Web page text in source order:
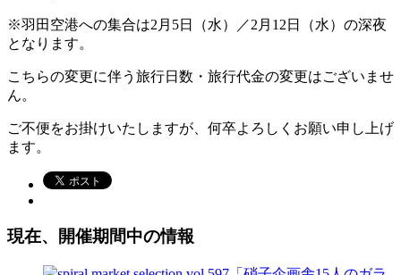
※羽田空港への集合は2月5日（水）／2月12日（水）の深夜
となります。
こちらの変更に伴う旅行日数・旅行代金の変更はございませ
ん。
ご不便をお掛けいたしますが、何卒よろしくお願い申し上げ
ます。
現在、開催期間中の情報